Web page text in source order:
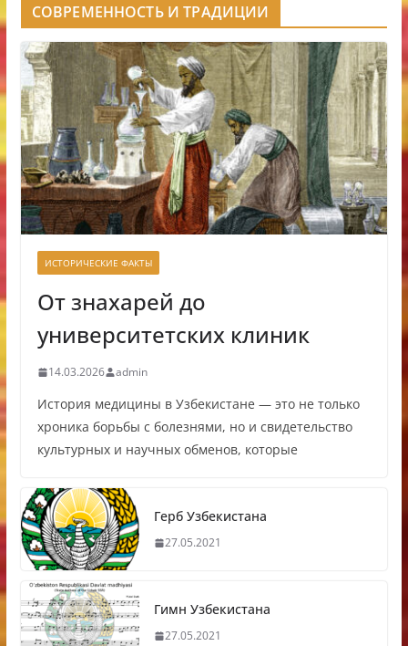
СОВРЕМЕННОСТЬ И ТРАДИЦИИ
ИСТОРИЧЕСКИЕ ФАКТЫ
От знахарей до
университетских клиник
14.03.2026 admin
История медицины в Узбекистане — это не только
хроника борьбы с болезнями, но и свидетельство
культурных и научных обменов, которые
Герб Узбекистана
27.05.2021
Гимн Узбекистана
27.05.2021